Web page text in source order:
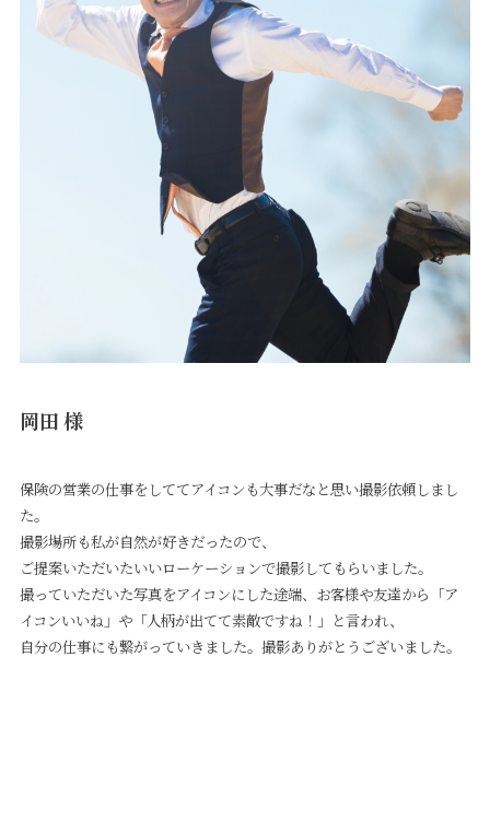
岡田 様
保険の営業の仕事をしててアイコンも大事だなと思い撮影依頼しまし
た。
撮影場所も私が自然が好きだったので、
ご提案いただいたいいローケーションで撮影してもらいました。
撮っていただいた写真をアイコンにした途端、お客様や友達から「ア
イコンいいね」や「人柄が出てて素敵ですね！」と言われ、
自分の仕事にも繋がっていきました。撮影ありがとうございました。